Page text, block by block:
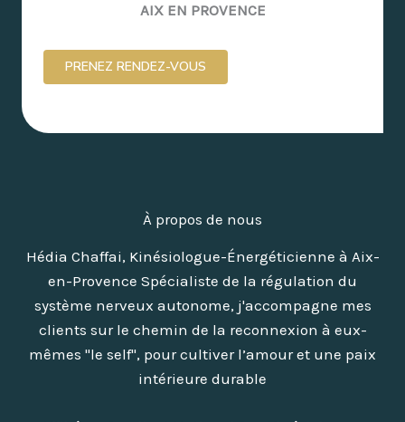
AIX EN PROVENCE
PRENEZ RENDEZ-VOUS
À propos de nous
Hédia Chaffai, Kinésiologue-Énergéticienne à Aix-
en-Provence Spécialiste de la régulation du
système nerveux autonome, j'accompagne mes
clients sur le chemin de la reconnexion à eux-
mêmes "le self", pour cultiver l’amour et une paix
intérieure durable